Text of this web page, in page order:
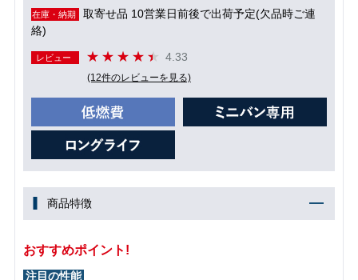
在庫・納期
取寄せ品 10営業日前後で出荷予定(欠品時ご連
絡)
レビュー 4.33
(12件のレビューを見る)
商品特徴
おすすめポイント!
注目の性能